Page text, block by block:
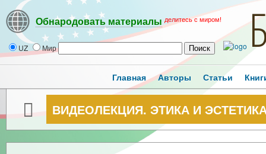
Обнародовать материалы делитесь с миром!
UZ Мир
Главная Авторы Статьи
ВИДЕОЛЕКЦИЯ. ЭТИКА И